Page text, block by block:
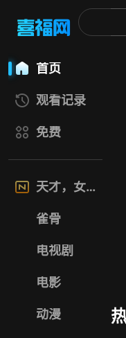
首页
观看记录
免费
天才，女友
雀骨
电视剧
电影
动漫